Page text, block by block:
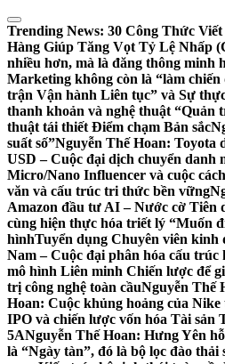
Skip
to
content
Trending News: 30 Công Thức
Hàng Giúp Tăng Vọt Tỷ Lệ Nhấp
nhiều hơn, mà là đăng thông minh
Marketing không còn là “làm
trận Vận hành Liên tục” và Sự
thanh khoản và nghệ thuật “Quản
thuật tái thiết Điểm chạm Bản sắc
suất số”Nguyễn Thế Hoan: Toyota
USD – Cuộc đại dịch chuyển
Micro/Nano Influencer và cuộc
văn và cấu trúc tri thức bền vững
Amazon đầu tư AI – Nước cờ Tiên
cùng hiện thực hóa triết lý “Muốn
hìnhTuyển dụng Chuyên viên kinh
Nam – Cuộc đại phân hóa cấu
mô hình Liên minh Chiến lược để
trị công nghệ toàn cầuNguyễn Thế
Hoan: Cuộc khủng hoảng của
IPO và chiến lược vốn hóa Tài sản
5ANguyễn Thế Hoan: Hưng Yên
là “Ngày tàn”, đó là bộ lọc đào